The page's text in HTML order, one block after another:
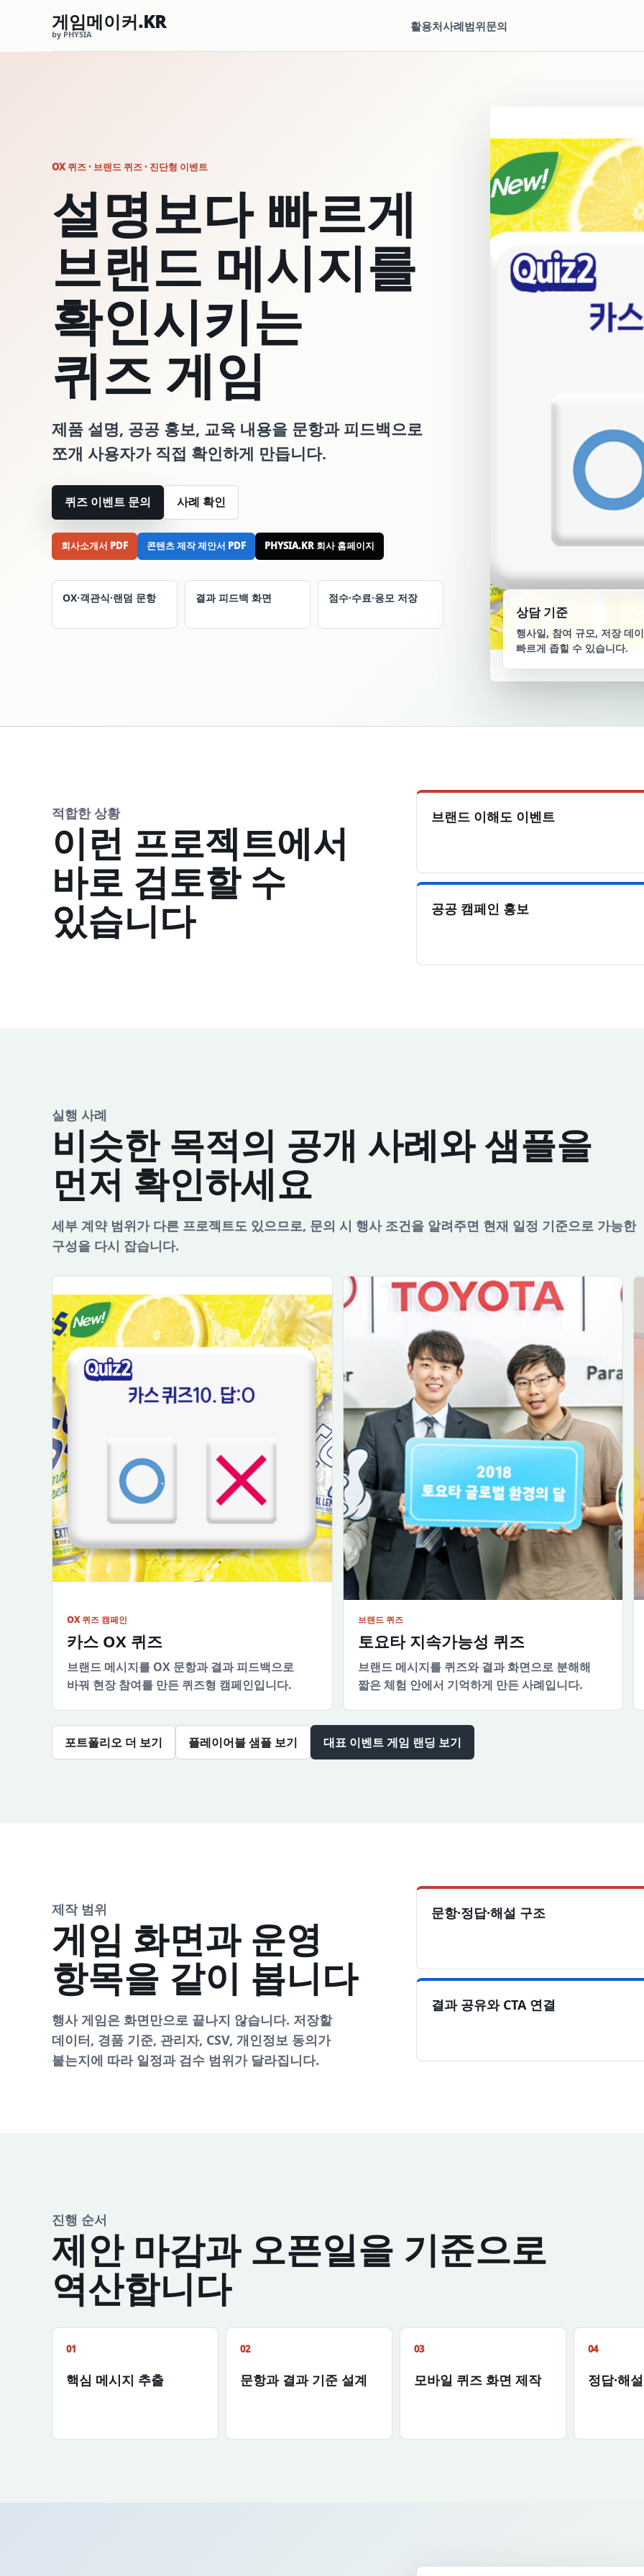
게임메이커.KR
by PHYSIA
활용처사례범위문의
OX 퀴즈 · 브랜드 퀴즈 · 진단형 이벤트
설명보다 빠르게
브랜드 메시지를
확인시키는
퀴즈 게임
제품 설명, 공공 홍보, 교육 내용을 문항과 피드백으로
쪼개 사용자가 직접 확인하게 만듭니다.
퀴즈 이벤트 문의 사례 확인
회사소개서 PDF 콘텐츠 제작 제안서 PDF PHYSIA.KR 회사 홈페이지
OX·객관식·랜덤 문항 결과 피드백 화면 점수·수료·응모 저장
상담 기준
행사일, 참여 규모, 저장 데
빠르게 좁힐 수 있습니다.
적합한 상황
이런 프로젝트에서
바로 검토할 수
있습니다
브랜드 이해도 이벤트
공공 캠페인 홍보
실행 사례
비슷한 목적의 공개 사례와 샘플을
먼저 확인하세요
세부 계약 범위가 다른 프로젝트도 있으므로, 문의 시 행사 조건을 알려주면 현재 일정 기준으로 가능한
구성을 다시 잡습니다.
OX 퀴즈 캠페인
카스 OX 퀴즈
브랜드 메시지를 OX 문항과 결과 피드백으로
바꿔 현장 참여를 만든 퀴즈형 캠페인입니다.
브랜드 퀴즈
토요타 지속가능성 퀴즈
브랜드 메시지를 퀴즈와 결과 화면으로 분해해
짧은 체험 안에서 기억하게 만든 사례입니다.
포트폴리오 더 보기 플레이어블 샘플 보기 대표 이벤트 게임 랜딩 보기
제작 범위
게임 화면과 운영
항목을 같이 봅니다
행사 게임은 화면만으로 끝나지 않습니다. 저장할
데이터, 경품 기준, 관리자, CSV, 개인정보 동의가
붙는지에 따라 일정과 검수 범위가 달라집니다.
문항·정답·해설 구조
결과 공유와 CTA 연결
진행 순서
제안 마감과 오픈일을 기준으로
역산합니다
01
핵심 메시지 추출
02
문항과 결과 기준 설계
03
모바일 퀴즈 화면 제작
04
정답·해